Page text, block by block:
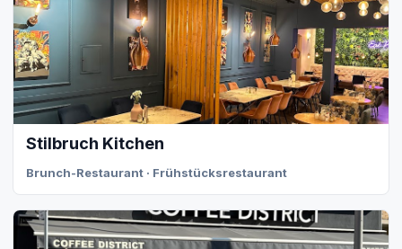
Stilbruch Kitchen
Brunch-Restaurant · Frühstücksrestaurant